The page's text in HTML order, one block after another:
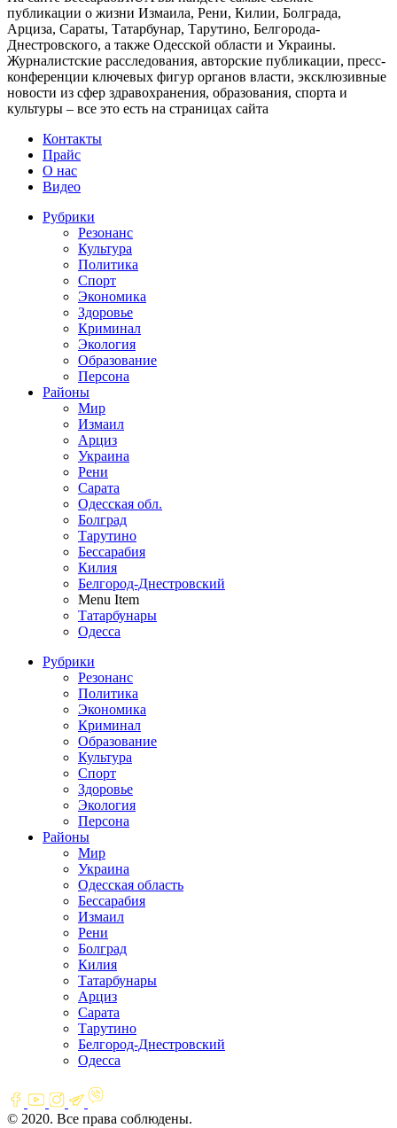
публикации о жизни Измаила, Рени, Килии, Болграда,
Арциза, Сараты, Татарбунар, Тарутино, Белгорода-
Днестровского, а также Одесской области и Украины.
Журналистские расследования, авторские публикации, пресс-
конференции ключевых фигур органов власти, эксклюзивные
новости из сфер здравохранения, образования, спорта и
культуры – все это есть на страницах сайта
Контакты
Прайс
О нас
Видео
Рубрики
Резонанс
Культура
Политика
Спорт
Экономика
Здоровье
Криминал
Экология
Образование
Персона
Районы
Мир
Измаил
Арциз
Украина
Рени
Сарата
Одесская обл.
Болград
Тарутино
Бессарабия
Килия
Белгород-Днестровский
Menu Item
Татарбунары
Одесса
Рубрики
Резонанс
Политика
Экономика
Криминал
Образование
Культура
Спорт
Здоровье
Экология
Персона
Районы
Мир
Украина
Одесская область
Бессарабия
Измаил
Рени
Болград
Килия
Татарбунары
Арциз
Сарата
Тарутино
Белгород-Днестровский
Одесса
© 2020. Все права соблюдены.